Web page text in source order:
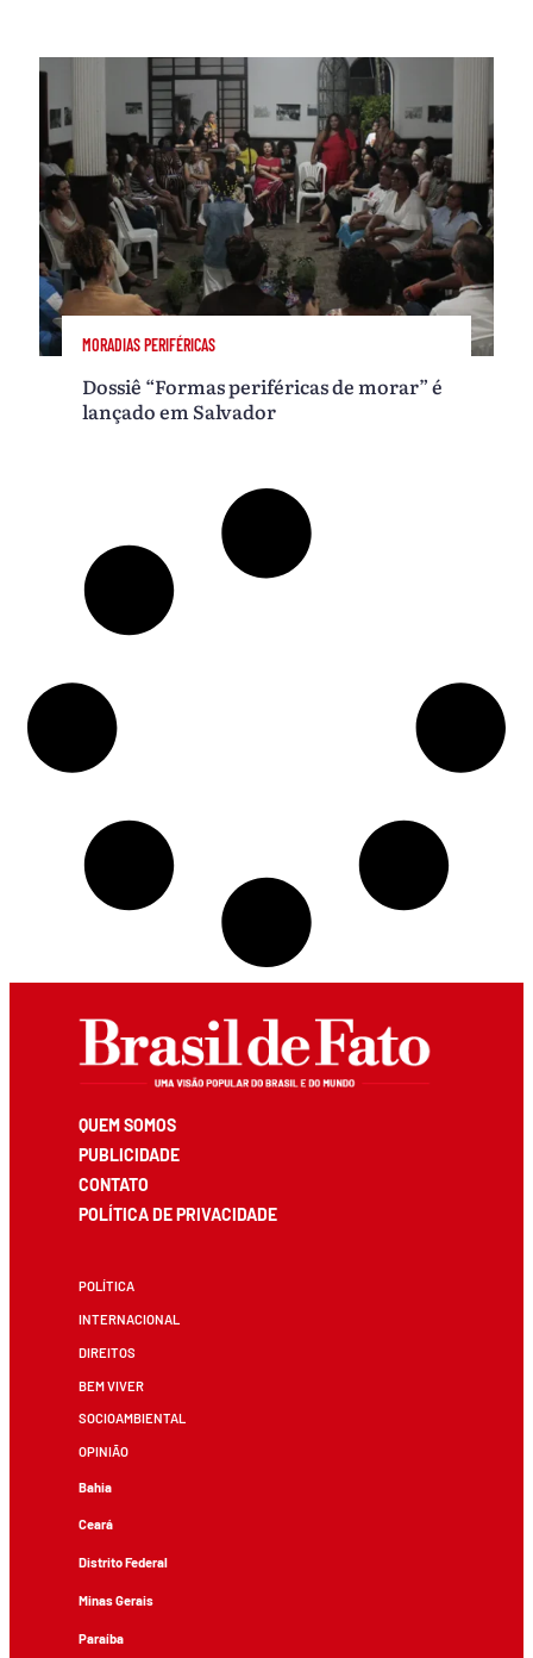
MORADIAS PERIFÉRICAS
Dossiê “Formas periféricas de morar” é
lançado em Salvador
QUEM SOMOS
PUBLICIDADE
CONTATO
POLÍTICA DE PRIVACIDADE
POLÍTICA
INTERNACIONAL
DIREITOS
BEM VIVER
SOCIOAMBIENTAL
OPINIÃO
Bahia
Ceará
Distrito Federal
Minas Gerais
Paraíba